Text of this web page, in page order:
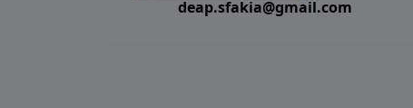
deap.sfakia@gmail.com